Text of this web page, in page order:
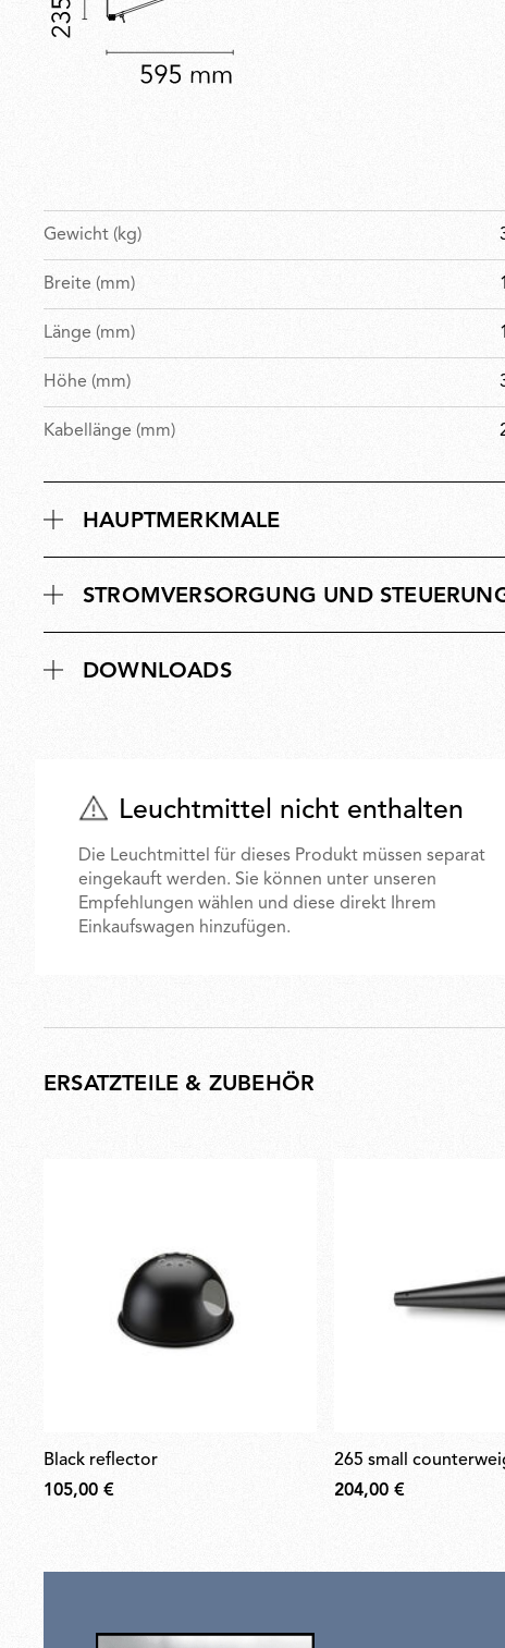
Gewicht (kg)
Breite (mm)
Länge (mm)
Höhe (mm)
Kabellänge (mm)
HAUPTMERKMALE
STROMVERSORGUNG UND
DOWNLOADS
Leuchtmittel nicht enthalten
Die Leuchtmittel für dieses Produkt müssen separat
eingekauft werden. Sie können unter unseren
Empfehlungen wählen und diese direkt Ihrem
Einkaufswagen hinzufügen.
ERSATZTEILE & ZUBEHÖR
black reflector
105,00 €
265 small
204,00 €